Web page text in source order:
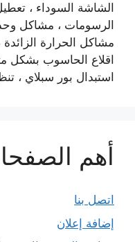
الشاشة السوداء ،
الرسومات ، مشاكل
مشاكل الحرارة
اقلاع الحاسوب بشكل
استبدال بور سبلاي ،
أهم
اتصل بنا
إضافة إعلان